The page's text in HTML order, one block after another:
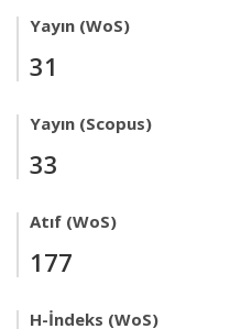
Yayın (WoS)
31
Yayın (Scopus)
33
Atıf (WoS)
177
H-İndeks (WoS)